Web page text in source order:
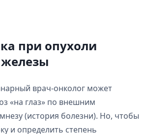
при опухоли
врач-онколог может
«на глаз» по внешним
(история болезни). Но, чтобы
и определить степень